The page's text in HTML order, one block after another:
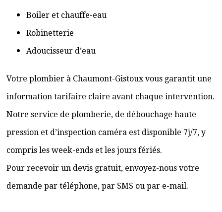
Boiler et chauffe-eau
Robinetterie
Adoucisseur d’eau
Votre plombier à Chaumont-Gistoux vous garantit une
information tarifaire claire avant chaque intervention.
Notre service de plomberie, de débouchage haute
pression et d’inspection caméra est disponible 7j/7, y
compris les week-ends et les jours fériés.
Pour recevoir un devis gratuit, envoyez-nous votre
demande par téléphone, par SMS ou par e-mail.